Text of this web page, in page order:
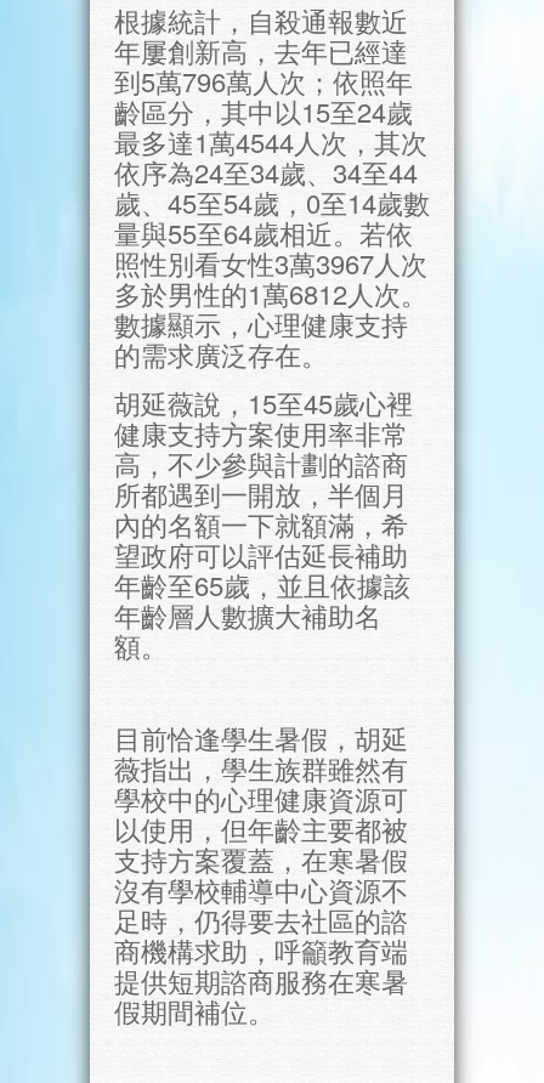
根據統計，自殺通報數近
年屢創新高，去年已經達
到5萬796萬人次；依照年
齡區分，其中以15至24歲
最多達1萬4544人次，其次
依序為24至34歲、34至44
歲、45至54歲，0至14歲數
量與55至64歲相近。若依
照性別看女性3萬3967人次
多於男性的1萬6812人次。
數據顯示，心理健康支持
的需求廣泛存在。
胡延薇說，15至45歲心裡
健康支持方案使用率非常
高，不少參與計劃的諮商
所都遇到一開放，半個月
內的名額一下就額滿，希
望政府可以評估延長補助
年齡至65歲，並且依據該
年齡層人數擴大補助名
額。
目前恰逢學生暑假，胡延
薇指出，學生族群雖然有
學校中的心理健康資源可
以使用，但年齡主要都被
支持方案覆蓋，在寒暑假
沒有學校輔導中心資源不
足時，仍得要去社區的諮
商機構求助，呼籲教育端
提供短期諮商服務在寒暑
假期間補位。